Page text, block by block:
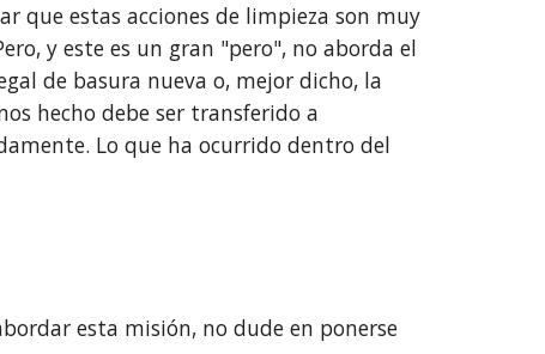
que estas acciones de limpieza son muy
y este es un gran "pero", no aborda el
de basura nueva o, mejor dicho, la
hecho debe ser transferido a
Lo que ha ocurrido dentro del
esta misión, no dude en ponerse